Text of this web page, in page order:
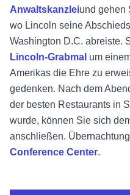
Anwaltskanzleiund gehen
wo Lincoln seine
Washington D.C. abreiste.
Lincoln-Grabmal um
Amerikas die Ehre zu
gedenken. Nach dem
der besten Restaurants in
wurde, können Sie sich
anschließen.
Conference Center.